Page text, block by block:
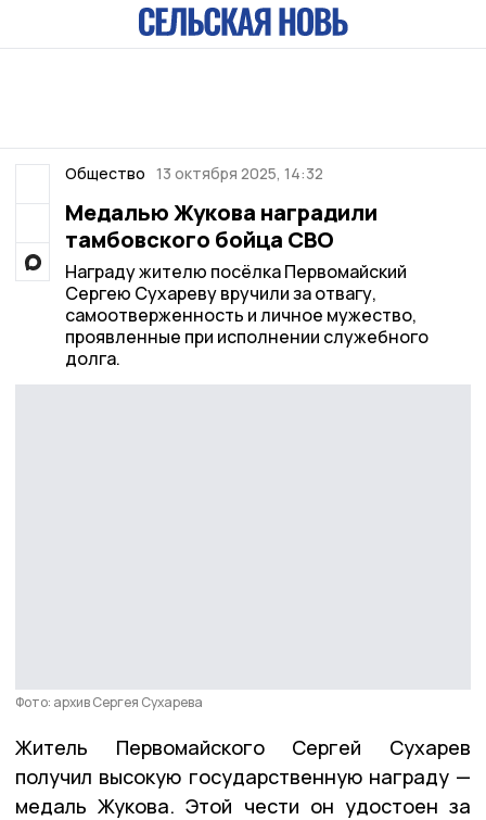
Общество 13 октября 2025, 14:32
Медалью Жукова наградили
тамбовского бойца СВО
Награду жителю посёлка Первомайский
Сергею Сухареву вручили за отвагу,
самоотверженность и личное мужество,
проявленные при исполнении служебного
долга.
Фото: архив Сергея Сухарева
Житель Первомайского Сергей Сухарев
получил высокую государственную награду —
медаль Жукова. Этой чести он удостоен за